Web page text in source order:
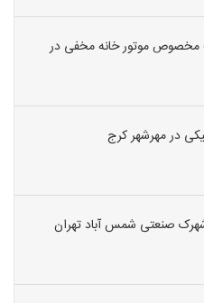
مخصوص موتور خانه مخفی در
در مهرشهر کرج
شهرک صنعتی شمس آباد تهران